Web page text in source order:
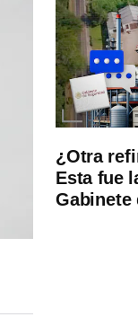
¿Otra
Esta fue
Gabinete